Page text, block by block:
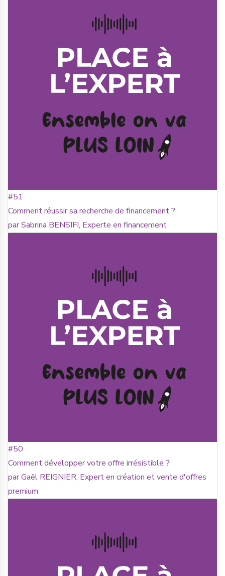
#51
Comment réussir sa recherche de financement ?
par Sabrina BENSIFI, Experte en financement
#50
Comment développer votre offre irrésistible ?
par Gaël REIGNIER, Expert en création et vente d'offres
premium